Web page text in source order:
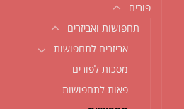
פורים
תחפושות ואביזרים
אביזרים לתחפושות
מסכות לפורים
פאות לתחפושות